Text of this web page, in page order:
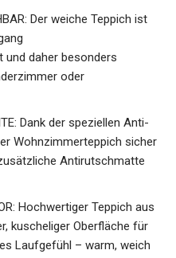
Der weiche Teppich ist
und daher besonders
oder
Dank der speziellen Anti-
Wohnzimmerteppich sicher
Antirutschmatte
Hochwertiger Teppich aus
kuscheliger Oberfläche für
Laufgefühl – warm, weich